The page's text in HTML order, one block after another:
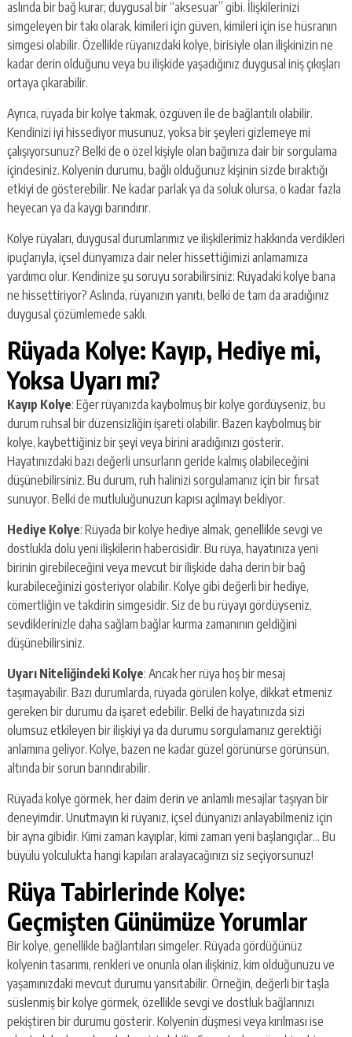
aslında bir bağ kurar; duygusal bir “aksesuar” gibi. İlişkilerinizi
simgeleyen bir takı olarak, kimileri için güven, kimileri için ise hüsranın
simgesi olabilir. Özellikle rüyanızdaki kolye, birisiyle olan ilişkinizin ne
kadar derin olduğunu veya bu ilişkide yaşadığınız duygusal iniş çıkışları
ortaya çıkarabilir.
Ayrıca, rüyada bir kolye takmak, özgüven ile de bağlantılı olabilir.
Kendinizi iyi hissediyor musunuz, yoksa bir şeyleri gizlemeye mi
çalışıyorsunuz? Belki de o özel kişiyle olan bağınıza dair bir sorgulama
içindesiniz. Kolyenin durumu, bağlı olduğunuz kişinin sizde bıraktığı
etkiyi de gösterebilir. Ne kadar parlak ya da soluk olursa, o kadar fazla
heyecan ya da kaygı barındırır.
Kolye rüyaları, duygusal durumlarımız ve ilişkilerimiz hakkında verdikleri
ipuçlarıyla, içsel dünyamıza dair neler hissettiğimizi anlamamıza
yardımcı olur. Kendinize şu soruyu sorabilirsiniz: Rüyadaki kolye bana
ne hissettiriyor? Aslında, rüyanızın yanıtı, belki de tam da aradığınız
duygusal çözümlemede saklı.
Rüyada Kolye: Kayıp, Hediye mi,
Yoksa Uyarı mı?
Kayıp Kolye: Eğer rüyanızda kaybolmuş bir kolye gördüyseniz, bu
durum ruhsal bir düzensizliğin işareti olabilir. Bazen kaybolmuş bir
kolye, kaybettiğiniz bir şeyi veya birini aradığınızı gösterir.
Hayatınızdaki bazı değerli unsurların geride kalmış olabileceğini
düşünebilirsiniz. Bu durum, ruh halinizi sorgulamanız için bir fırsat
sunuyor. Belki de mutluluğunuzun kapısı açılmayı bekliyor.
Hediye Kolye: Rüyada bir kolye hediye almak, genellikle sevgi ve
dostlukla dolu yeni ilişkilerin habercisidir. Bu rüya, hayatınıza yeni
birinin girebileceğini veya mevcut bir ilişkide daha derin bir bağ
kurabileceğinizi gösteriyor olabilir. Kolye gibi değerli bir hediye,
cömertliğin ve takdirin simgesidir. Siz de bu rüyayı gördüyseniz,
sevdiklerinizle daha sağlam bağlar kurma zamanının geldiğini
düşünebilirsiniz.
Uyarı Niteliğindeki Kolye: Ancak her rüya hoş bir mesaj
taşımayabilir. Bazı durumlarda, rüyada görülen kolye, dikkat etmeniz
gereken bir durumu da işaret edebilir. Belki de hayatınızda sizi
olumsuz etkileyen bir ilişkiyi ya da durumu sorgulamanız gerektiği
anlamına geliyor. Kolye, bazen ne kadar güzel görünürse görünsün,
altında bir sorun barındırabilir.
Rüyada kolye görmek, her daim derin ve anlamlı mesajlar taşıyan bir
deneyimdir. Unutmayın ki rüyanız, içsel dünyanızı anlayabilmeniz için
bir ayna gibidir. Kimi zaman kayıplar, kimi zaman yeni başlangıçlar… Bu
büyülü yolculukta hangi kapıları aralayacağınızı siz seçiyorsunuz!
Rüya Tabirlerinde Kolye:
Geçmişten Günümüze Yorumlar
Bir kolye, genellikle bağlantıları simgeler. Rüyada gördüğünüz
kolyenin tasarımı, renkleri ve onunla olan ilişkiniz, kim olduğunuzu ve
yaşamınızdaki mevcut durumu yansıtabilir. Örneğin, değerli bir taşla
süslenmiş bir kolye görmek, özellikle sevgi ve dostluk bağlarınızı
pekiştiren bir durumu gösterir. Kolyenin düşmesi veya kırılması ise